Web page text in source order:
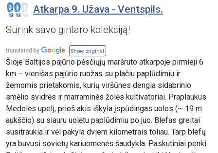
Atkarpa 9. Užava - Ventspils.
Surink savo gintaro kolekciją!
Show original
Šioje Baltijos pajūrio pėsčiųjų maršruto atkarpoje pirmieji 6
km – vienišas pajūrio ruožas su plačiu paplūdimiu ir
žemomis prietakomis, kurių viršūnes dengia sidabrinio
smėlio svidrės ir marraminės žolės kultivatoriai. Praplaukus
Medolės upelį, prieš akis iškyla įspūdingas uolos (~ 19 m
aukščio) su siauru uolėtu paplūdimiu po juo. Blefas greitai
susitraukia ir vėl pakyla dviem kilometrais toliau. Tarp blefų
yra buvusi sovietų kariuomenės šaudykla. Paskutiniai penki